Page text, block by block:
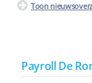
Toon
Payroll De